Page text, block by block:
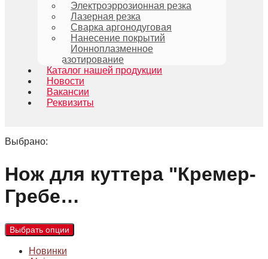
Электроэррозионная резка
Лазерная резка
Сварка аргонодуговая
Нанесение покрытий
Ионноплазменное
азотирование
Каталог нашей продукции
Новости
Вакансии
Реквизиты
Выбрано:
Нож для куттера "Кремер-
Гребе…
Выбрать опции
Новинки